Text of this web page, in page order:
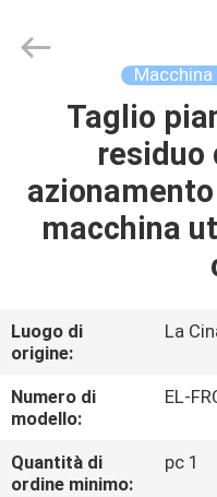
CASA
PRODOTTI
GIRO
DELLA
FABBRICA
Automation
Industrial
Taglio
residuo
macchina
Luogo di
origine:
La
Numero di
modello:
EL-
Quantità di
ordine minimo:
pc 1